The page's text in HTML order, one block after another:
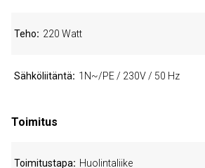
Teho 220 Watt
Sähköliitäntä 1N~/PE / 230V / 50 Hz
Toimitus
Toimitustapa Huolintaliike